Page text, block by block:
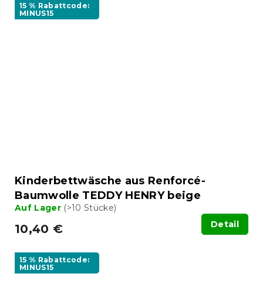
15 % Rabattcode:
MINUS15
Kinderbettwäsche aus Renforcé-
Baumwolle TEDDY HENRY beige
Auf Lager (>10 Stücke)
10,40 € Detail
15 % Rabattcode:
MINUS15